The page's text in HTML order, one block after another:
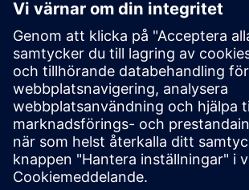
Uttalande från arbetsgruppen för
finansiella upplysningar (TCFD)
Ordförandens uttalande
Genomförandeförklaring (DC)
Från och med den 1 oktober 2023
avgiftsbestämda förmåner tillSiemens
pensionssparprogram med Standard Life.